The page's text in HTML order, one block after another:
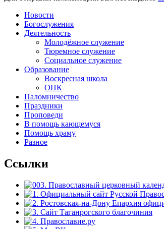
Новости
Богослужения
Деятельность
Молодёжное служение
Тюремное служение
Социальное служение
Образование
Воскресная школа
ОПК
Паломничество
Праздники
Проповеди
В помощь кающемуся
Помощь храму
Разное
Ссылки